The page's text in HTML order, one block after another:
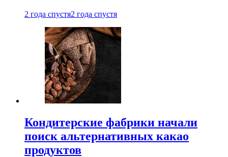
2 года спустя2 года спустя
Кондитерские фабрики начали
поиск альтернативных какао
продуктов